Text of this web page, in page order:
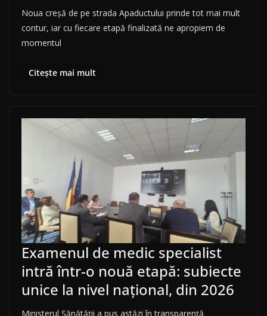
Noua creșă de pe strada Apaductului prinde tot mai mult
contur, iar cu fiecare etapă finalizată ne apropiem de
momentul
Citește mai mult
Examenul de medic specialist
intră într-o nouă etapă: subiecte
unice la nivel național, din 2026
Ministerul Sănătății a pus astăzi în transparență